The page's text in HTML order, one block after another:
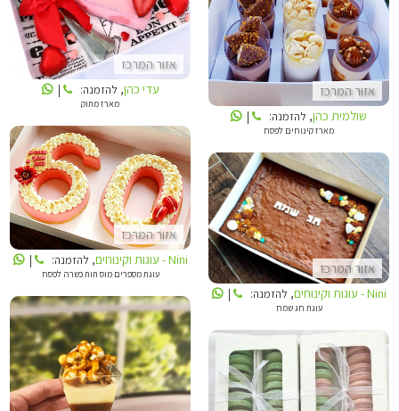
אזור המרכז
עדי כהן, להזמנה: |
מארז מתוק
אזור המרכז
שולמית כהן
שולמית כהן, להזמנה: |
מארז קינוחים לפסח
אזור המרכז
NINI - עוגות וקינוחים
Nini - עוגות וקינוחים , להזמנה: |
עוגת מספרים מוס תות כשרה לפסח אזור המרכז
NINI - עוגות וקינוחים
Nini - עוגות וקינוחים , להזמנה: |
עוגת חג שמח
LOLLIPOP